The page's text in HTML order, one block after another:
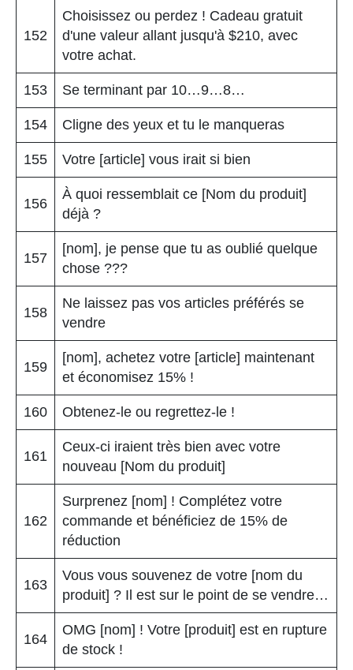
152
Choisissez ou perdez ! Cadeau gratuit
d'une valeur allant jusqu'à $210, avec
votre achat.
153 Se terminant par 10…9…8…
154 Cligne des yeux et tu le manqueras
155 Votre [article] vous irait si bien
156
À quoi ressemblait ce [Nom du produit]
déjà ?
157
[nom], je pense que tu as oublié quelque
chose ???
158
Ne laissez pas vos articles préférés se
vendre
159
[nom], achetez votre [article] maintenant
et économisez 15% !
160 Obtenez-le ou regrettez-le !
161
Ceux-ci iraient très bien avec votre
nouveau [Nom du produit]
162
Surprenez [nom] ! Complétez votre
commande et bénéficiez de 15% de
réduction
163
Vous vous souvenez de votre [nom du
produit] ? Il est sur le point de se vendre…
164
OMG [nom] ! Votre [produit] est en rupture
de stock !